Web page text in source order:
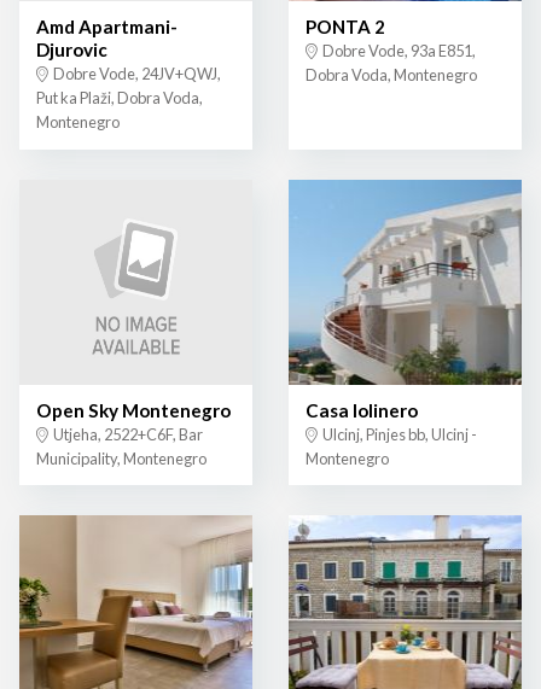
Amd Apartmani-
Djurovic
Dobre Vode, 24JV+QWJ,
Put ka Plaži, Dobra Voda,
Montenegro
PONTA 2
Dobre Vode, 93a E851,
Dobra Voda, Montenegro
Open Sky Montenegro
Utjeha, 2522+C6F, Bar
Municipality, Montenegro
Casa lolinero
Ulcinj, Pinjes bb, Ulcinj -
Montenegro